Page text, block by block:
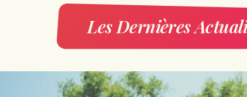
Les Dernières